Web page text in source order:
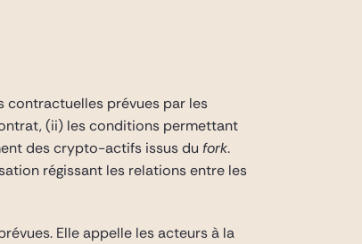
contractuelles prévues par les
(ii) les conditions permettant
des crypto-actifs issus du fork.
régissant les relations entre les
Elle appelle les acteurs à la